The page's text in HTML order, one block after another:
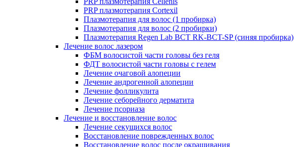
PRP плазмотерапия Cortexil
Плазмотерапия для волос (1 пробирка)
Плазмотерапия для волос (2 пробирки)
Плазмотерапия Regen Lab BCT RK-BCT-SP (синяя пробирка)
Лечение волос лазером
ФБМ волосистой части головы без геля
ФДТ волосистой части головы с гелем
Лечение очаговой алопеции
Лечение андрогенной алопеции
Лечение фолликулита
Лечение себорейного дерматита
Лечение псориаза
Лечение и восстановление волос
Лечение секущихся волос
Восстановление поврежденных волос
Восстановление волос после окрашивания